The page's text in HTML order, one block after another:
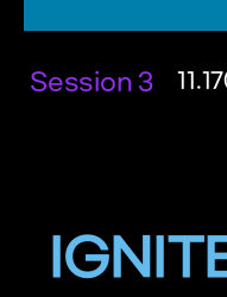
Session 3